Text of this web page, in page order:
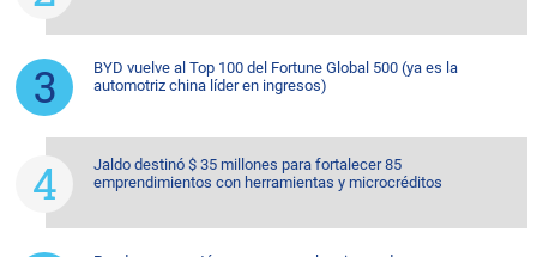
BYD vuelve al Top 100 del Fortune Global 500 (ya es la
automotriz china líder en ingresos)
Jaldo destinó $ 35 millones para fortalecer 85
emprendimientos con herramientas y microcréditos